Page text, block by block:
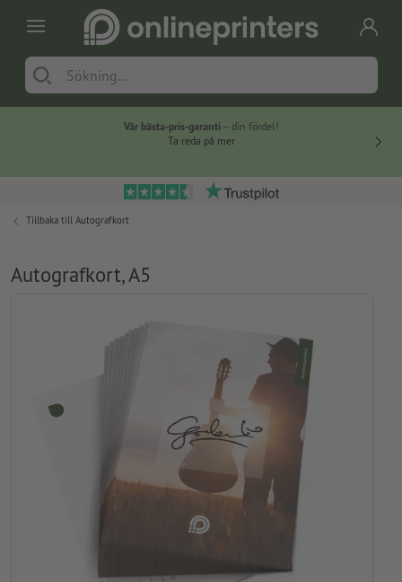
Vår bästa-pris-garanti – din fördel!
Ta reda på mer
Tillbaka till Autografkort
Autografkort, A5